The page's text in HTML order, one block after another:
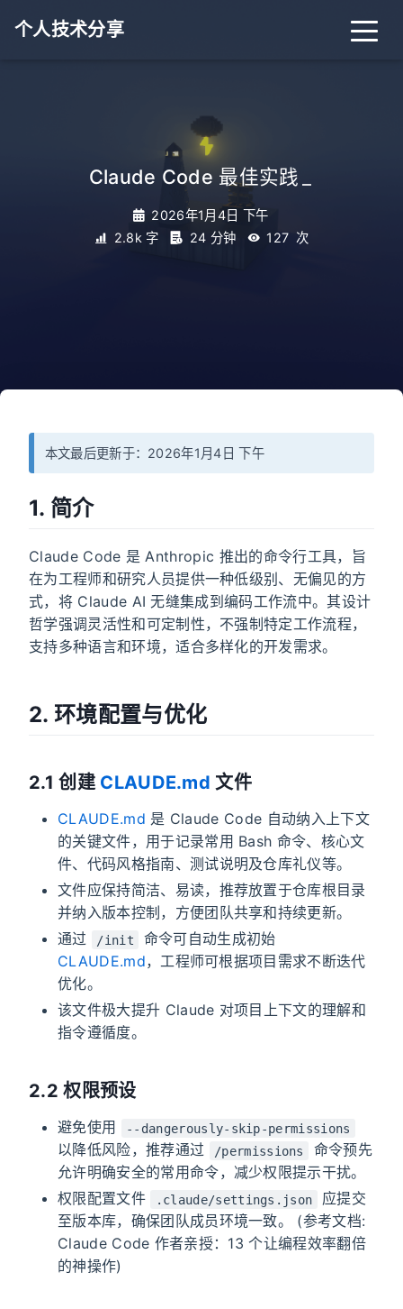
个人技术分享
Claude Code 最佳实践
2026年1月4日 下午
2.8k 字
24 分钟 127 次
本文最后更新于：2026年1月4日 下午
1. 简介
Claude Code 是 Anthropic 推出的命令行工具，旨
在为工程师和研究人员提供一种低级别、无偏见的方
式，将 Claude AI 无缝集成到编码工作流中。其设计
哲学强调灵活性和可定制性，不强制特定工作流程，
支持多种语言和环境，适合多样化的开发需求。
2. 环境配置与优化
2.1 创建 CLAUDE.md 文件
CLAUDE.md 是 Claude Code 自动纳入上下文
的关键文件，用于记录常用 Bash 命令、核心文
件、代码风格指南、测试说明及仓库礼仪等。
文件应保持简洁、易读，推荐放置于仓库根目录
并纳入版本控制，方便团队共享和持续更新。
通过
/init
命令可自动生成初始
CLAUDE.md，工程师可根据项目需求不断迭代
优化。
该文件极大提升 Claude 对项目上下文的理解和
指令遵循度。
2.2 权限预设
避免使用 --dangerously-skip-permissions
以降低风险，推荐通过 /permissions
命令预先
允许明确安全的常用命令，减少权限提示干扰。
权限配置文件
.claude/settings.json
应提交
至版本库，确保团队成员环境一致。 (参考文档:
Claude Code 作者亲授：13 个让编程效率翻倍
的神操作)